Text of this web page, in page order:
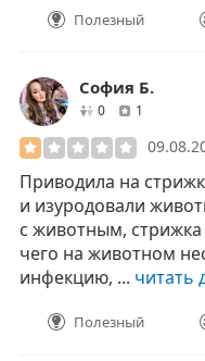
Полезный
София Б.
0друзей1
Приводила на
и изуродовали
с животным, стрижка
чего на животном
инфекцию, ... читать
Полезный